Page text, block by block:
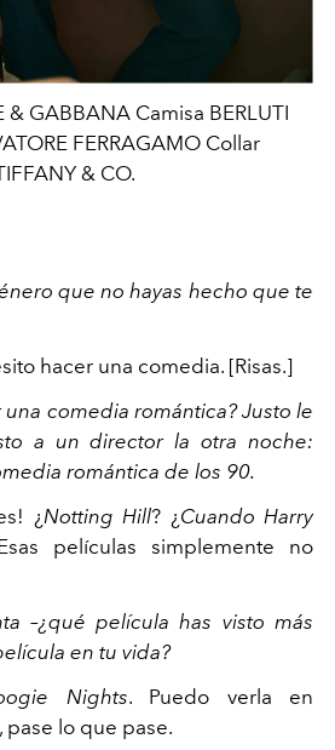
GABBANA Camisa BERLUTI
FERRAGAMO Collar
& CO.
que no hayas hecho que te
hacer una comedia. [Risas.]
comedia romántica? Justo le
a un director la otra noche:
romántica de los 90.
¿Notting Hill? ¿ Cuando Harry
películas simplemente no
–¿qué película has visto más
en tu vida?
Nights. Puedo verla en
lo que pase.